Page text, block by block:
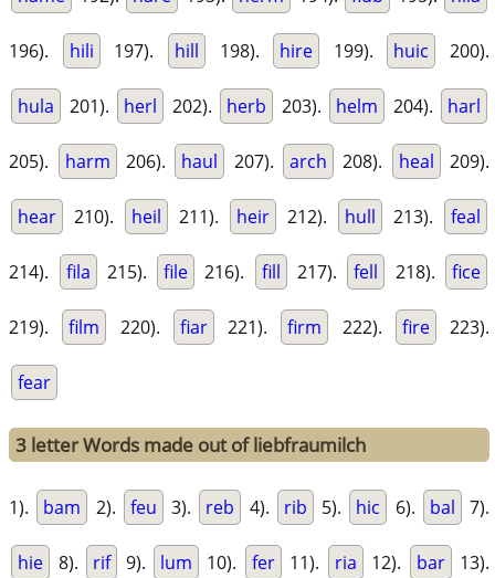
196). hili 197). hill 198). hire 199). huic 200).
hula 201). herl 202). herb 203). helm 204). harl
205). harm 206). haul 207). arch 208). heal 209).
hear 210). heil 211). heir 212). hull 213). feal
214). fila 215). file 216). fill 217). fell 218). fice
219). film 220). fiar 221). firm 222). fire 223).
fear
3 letter Words made out of liebfraumilch
1). bam 2). feu 3). reb 4). rib 5). hic 6). bal 7).
hie 8). rif 9). lum 10). fer 11). ria 12). bar 13).